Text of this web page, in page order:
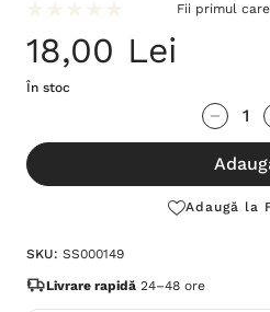
Fii primul
18,00 Lei
În stoc
te!
Stocul
Adaugă la
SKU: SS000149
Livrare rapidă 24–48 ore